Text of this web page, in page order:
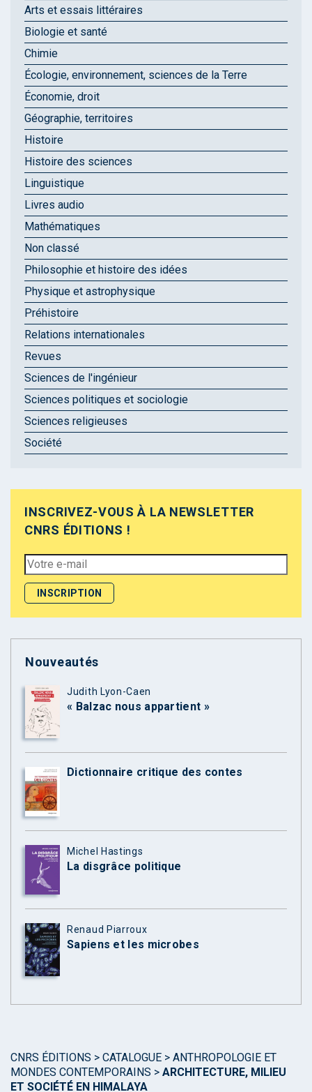
Arts et essais littéraires
Biologie et santé
Chimie
Écologie, environnement, sciences de la Terre
Économie, droit
Géographie, territoires
Histoire
Histoire des sciences
Linguistique
Livres audio
Mathématiques
Non classé
Philosophie et histoire des idées
Physique et astrophysique
Préhistoire
Relations internationales
Revues
Sciences de l'ingénieur
Sciences politiques et sociologie
Sciences religieuses
Société
INSCRIVEZ-VOUS À LA NEWSLETTER
CNRS ÉDITIONS !
Nouveautés
Judith Lyon-Caen
« Balzac nous appartient »
Dictionnaire critique des contes
Michel Hastings
La disgrâce politique
Renaud Piarroux
Sapiens et les microbes
CNRS ÉDITIONS > CATALOGUE > ANTHROPOLOGIE ET
MONDES CONTEMPORAINS > ARCHITECTURE, MILIEU
ET SOCIÉTÉ EN HIMALAYA